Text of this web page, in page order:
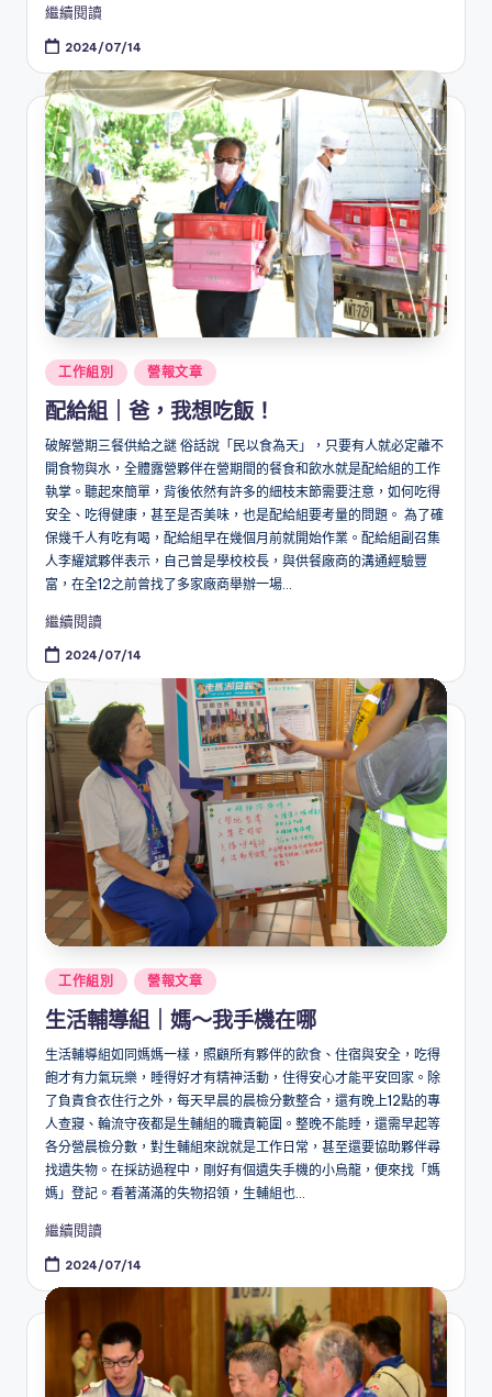
繼續閱讀
2024/07/14
Posted
工作組別 營報文章
配給組｜爸，我想吃飯！
破解營期三餐供給之謎 俗話說「民以食為天」，只要有人就必定離不
開食物與水，全體露營夥伴在營期間的餐食和飲水就是配給組的工作
執掌。聽起來簡單，背後依然有許多的細枝末節需要注意，如何吃得
安全、吃得健康，甚至是否美味，也是配給組要考量的問題。 為了確
保幾千人有吃有喝，配給組早在幾個月前就開始作業。配給組副召集
人李耀斌夥伴表示，自己曾是學校校長，與供餐廠商的溝通經驗豐
富，在全12之前曾找了多家廠商舉辦一場...
繼續閱讀
2024/07/14
Posted
工作組別 營報文章
生活輔導組｜媽～我手機在哪
生活輔導組如同媽媽一樣，照顧所有夥伴的飲食、住宿與安全，吃得
飽才有力氣玩樂，睡得好才有精神活動，住得安心才能平安回家。除
了負責食衣住行之外，每天早晨的晨檢分數整合，還有晚上12點的專
人查寢、輪流守夜都是生輔組的職責範圍。整晚不能睡，還需早起等
各分營晨檢分數，對生輔組來說就是工作日常，甚至還要協助夥伴尋
找遺失物。在採訪過程中，剛好有個遺失手機的小烏龍，便來找「媽
媽」登記。看著滿滿的失物招領，生輔組也...
繼續閱讀
2024/07/14